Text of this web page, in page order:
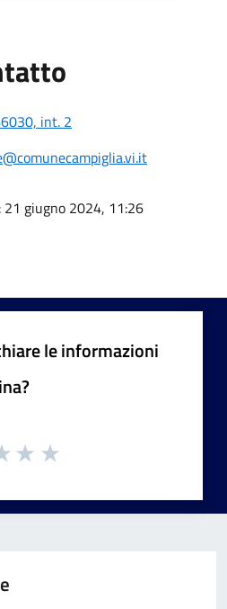
int. 2
: 21 giugno 2024, 11:26
le informazioni